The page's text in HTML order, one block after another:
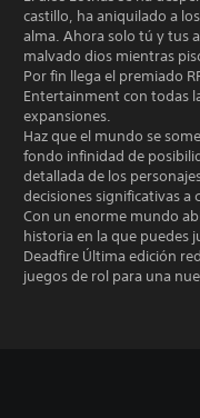
castillo, ha aniquilado a
alma. Ahora solo tú y tus
malvado dios mientras
Por fin llega el premiado
Entertainment con todas
expansiones.
Haz que el mundo se
fondo infinidad de
detallada de los
decisiones significativas a
Con un enorme mundo
historia en la que puedes
Deadfire Última edición
juegos de rol para una